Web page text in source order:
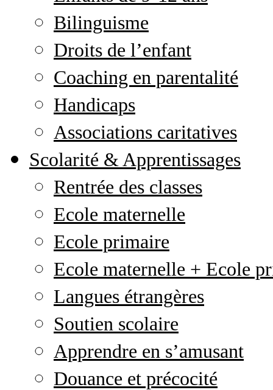
Bilinguisme
Droits de l’enfant
Coaching en parentalité
Handicaps
Associations caritatives
Scolarité & Apprentissages
Rentrée des classes
Ecole maternelle
Ecole primaire
Ecole maternelle + Ecole
Langues étrangères
Soutien scolaire
Apprendre en s’amusant
Douance et précocité